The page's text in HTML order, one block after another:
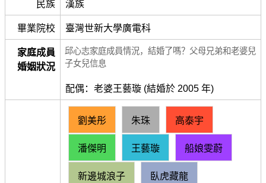
民族 漢族
畢業院校 臺灣世新大學廣電科
家庭成員
婚姻狀況
邱心志家庭成員情況，結婚了嗎？父母兄弟和老婆兒
子女兒信息
配偶：老婆王藝璇 (結婚於 2005 年)
劉美彤 朱珠 高泰宇
潘傑明 王藝璇 船娘雯蔚
新邊城浪子 臥虎藏龍